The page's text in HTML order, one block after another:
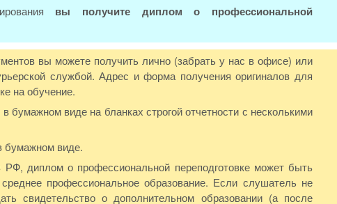
вы получите диплом о профессиональной
вы можете получить лично (забрать у нас в офисе) или
службой. Адрес и форма получения оригиналов для
на обучение.
виде на бланках строгой отчетности с несколькими
бумажном виде.
РФ, диплом о профессиональной переподготовке может быть
профессиональное образование. Если слушатель не
свидетельство о дополнительном образовании (а после